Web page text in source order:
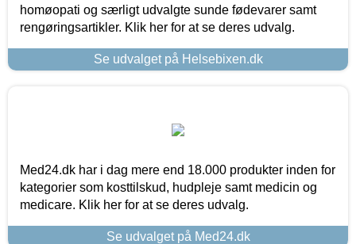
homøopati og særligt udvalgte sunde fødevarer samt
rengøringsartikler. Klik her for at se deres udvalg.
Se udvalget på Helsebixen.dk
Med24.dk har i dag mere end 18.000 produkter inden for
kategorier som kosttilskud, hudpleje samt medicin og
medicare. Klik her for at se deres udvalg.
Se udvalget på Med24.dk